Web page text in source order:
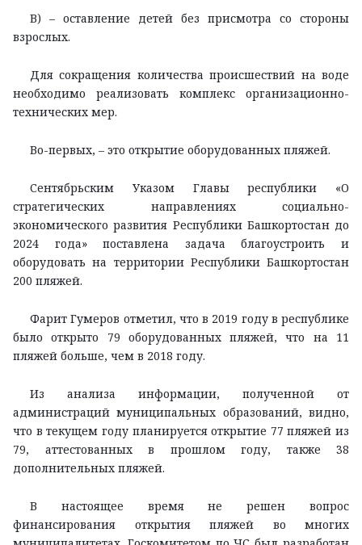
В) – оставление детей без присмотра со стороны
взрослых.
Для сокращения количества происшествий на воде
необходимо реализовать комплекс организационно-
технических мер.
Во-первых, – это открытие оборудованных пляжей.
Сентябрьским Указом Главы республики «О
стратегических направлениях социально-
экономического развития Республики Башкортостан до
2024 года» поставлена задача благоустроить и
оборудовать на территории Республики Башкортостан
200 пляжей.
Фарит Гумеров отметил, что в 2019 году в республике
было открыто 79 оборудованных пляжей, что на 11
пляжей больше, чем в 2018 году.
Из анализа информации, полученной от
администраций муниципальных образований, видно,
что в текущем году планируется открытие 77 пляжей из
79, аттестованных в прошлом году, также 38
дополнительных пляжей.
В настоящее время не решен вопрос
финансирования открытия пляжей во многих